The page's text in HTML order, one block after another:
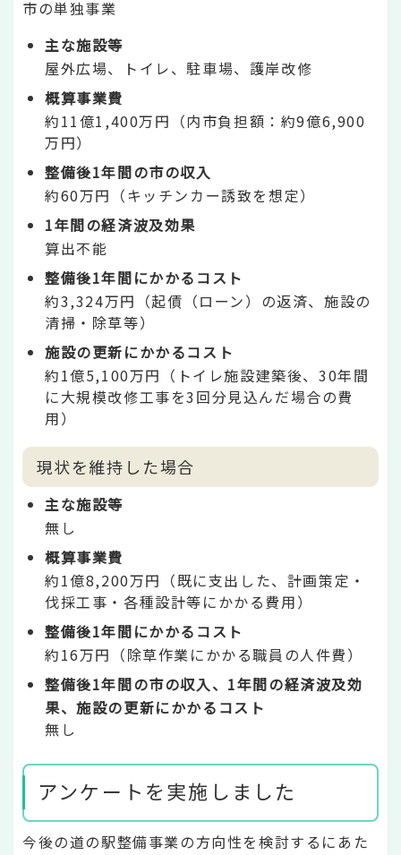
市の単独事業
主な施設等
屋外広場、トイレ、駐車場、護岸改修
概算事業費
約11億1,400万円（内市負担額：約9億6,900
万円）
整備後1年間の市の収入
約60万円（キッチンカー誘致を想定）
1年間の経済波及効果
算出不能
整備後1年間にかかるコスト
約3,324万円（起債（ローン）の返済、施設の
清掃・除草等）
施設の更新にかかるコスト
約1億5,100万円（トイレ施設建築後、30年間
に大規模改修工事を3回分見込んだ場合の費
用）
現状を維持した場合
主な施設等
無し
概算事業費
約1億8,200万円（既に支出した、計画策定・
伐採工事・各種設計等にかかる費用）
整備後1年間にかかるコスト
約16万円（除草作業にかかる職員の人件費）
整備後1年間の市の収入、1年間の経済波及効
果、施設の更新にかかるコスト
無し
アンケートを実施しました
今後の道の駅整備事業の方向性を検討するにあた